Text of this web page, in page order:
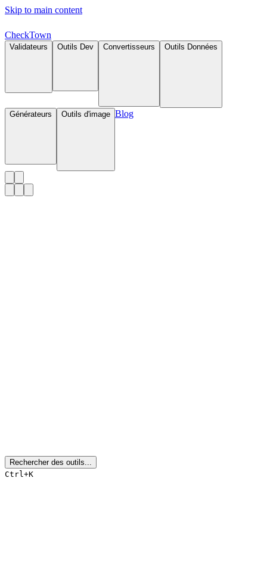
Skip to main content
CheckTown
Validateurs Outils Dev Convertisseurs Outils Données
Générateurs Outils d'image Blog
Rechercher des outils...
Ctrl+K